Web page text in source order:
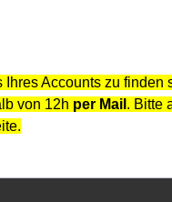
Accounts zu finden
von 12h per Mail . Bitte